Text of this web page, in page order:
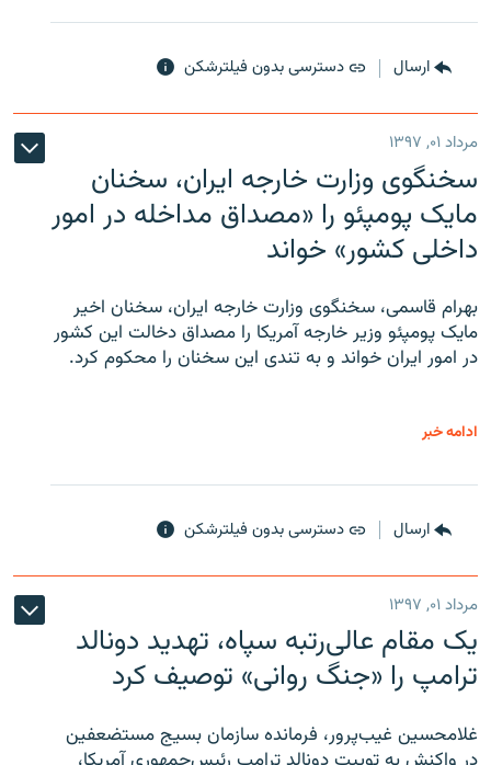
ارسال دسترسی بدون فیلترشکن
مرداد ۰۱, ۱۳۹۷
سخنگوی وزارت خارجه ایران، سخنان
مایک پومپئو را «مصداق مداخله در امور
داخلی کشور» خواند
بهرام قاسمی، سخنگوی وزارت خارجه ایران، سخنان اخیر
مایک پومپئو وزیر خارجه آمریکا را مصداق دخالت این کشور
در امور ایران خواند و به تندی این سخنان را محکوم کرد.
ادامه خبر
ارسال دسترسی بدون فیلترشکن
مرداد ۰۱, ۱۳۹۷
یک مقام عالی‌رتبه سپاه، تهدید دونالد
ترامپ را «جنگ روانی» توصیف کرد
غلامحسین غیب‌پرور، فرمانده سازمان بسیج مستضعفین